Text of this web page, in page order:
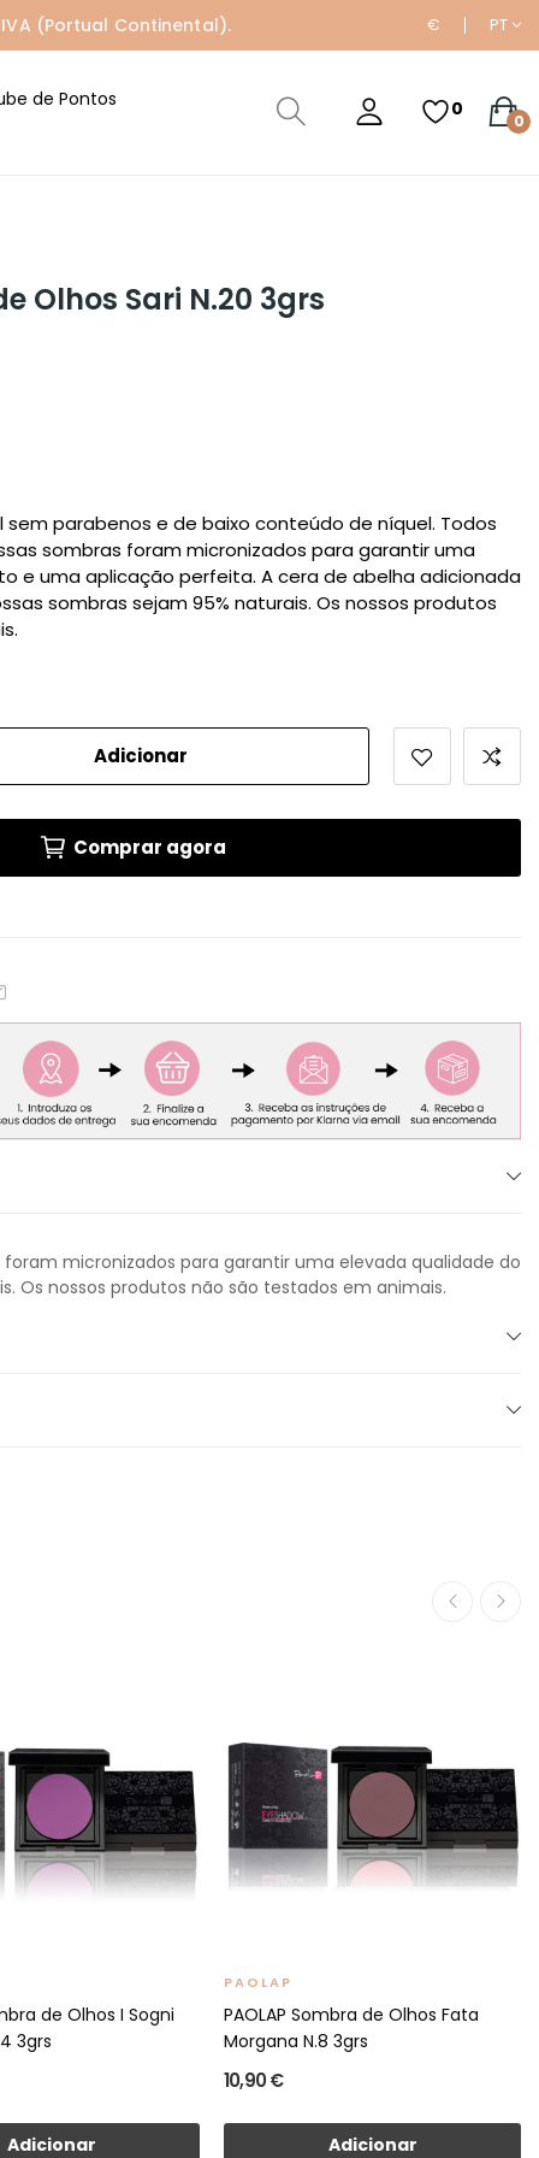
(Portual Continental). € PT
de Pontos
0
0
Olhos Sari N.20 3grs
sem parabenos e de baixo conteúdo de níquel. Todos
sombras foram micronizados para garantir uma
e uma aplicação perfeita. A cera de abelha adicionada
sombras sejam 95% naturais. Os nossos produtos
Adicionar
Comprar agora
micronizados para garantir uma elevada qualidade do
Os nossos produtos não são testados em animais.
de Olhos I Sogni
3grs
Adicionar
PAOLAP
PAOLAP Sombra de Olhos Fata
Morgana N.8 3grs
10,90 €
Adicionar